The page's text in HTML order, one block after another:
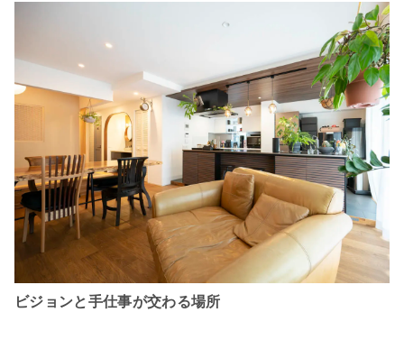
ビジョンと手仕事が交わる場所